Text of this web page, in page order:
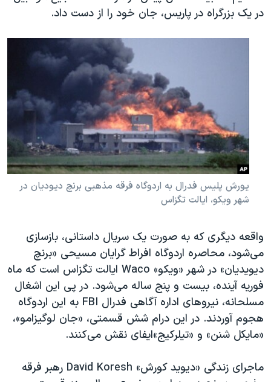
در یک بزرگراه در پاریس، جان خود را از دست داد.
یورش پلیس فدرال به اردوگاه فرقه مذهبی برنچ دیودیان در
شهر ویکو، ایالت تگزاس
واقعه دیگری که به صورت یک سریال داستانی، بازسازی
می‌شود، محاصره اردوگاه افراط گرایان مسیحی «برنچ
دیویدیان» در شهر «ویکو» Waco ایالت تگزاس است که ماه
فوریه آینده، بیست و پنج ساله می‌شود. در پی این اشغال
مسلحانه، نیروهای اداره آگاهی فدرال FBI به این اردوگاه
هجوم آوردند. در این درام شش قسمتی، «جان لوگیزامو»،
«مایکل شنن» و «تیلرکیج»ایفای نقش می‌کنند.
ماجرای زندگی «دیوید کورش» David Koresh رهبر فرقه